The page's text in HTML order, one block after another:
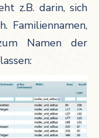
z.B. darin, sich
Familiennamen,
Namen der